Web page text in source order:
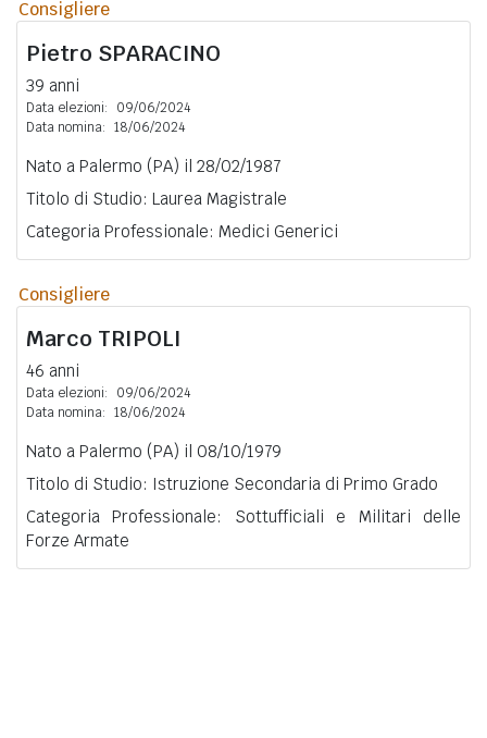
Consigliere
Pietro SPARACINO
39 anni
Data elezioni:
09/06/2024
Data nomina: 18/06/2024
Nato a Palermo (PA) il 28/02/1987
Titolo di Studio: Laurea Magistrale
Categoria Professionale: Medici Generici
Consigliere
Marco TRIPOLI
46 anni
Data elezioni:
09/06/2024
Data nomina: 18/06/2024
Nato a Palermo (PA) il 08/10/1979
Titolo di Studio: Istruzione Secondaria di Primo Grado
Categoria Professionale: Sottufficiali e Militari delle
Forze Armate